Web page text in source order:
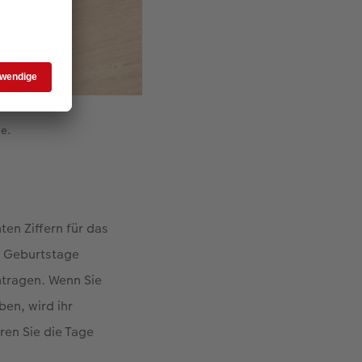
Ziffern für das
Geburtstage
Wenn Sie
wird ihr
Sie die Tage